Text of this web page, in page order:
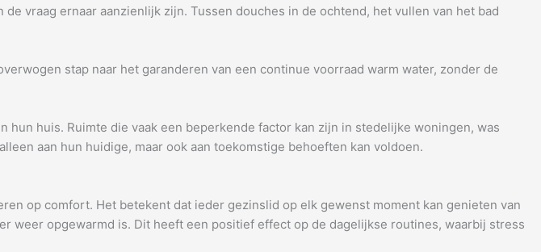
vraag ernaar aanzienlijk zijn. Tussen douches in de ochtend, het vullen van het bad
stap naar het garanderen van een continue voorraad warm water, zonder de
huis. Ruimte die vaak een beperkende factor kan zijn in stedelijke woningen, was
aan hun huidige, maar ook aan toekomstige behoeften kan voldoen.
op comfort. Het betekent dat ieder gezinslid op elk gewenst moment kan genieten van
weer opgewarmd is. Dit heeft een positief effect op de dagelijkse routines, waarbij stress